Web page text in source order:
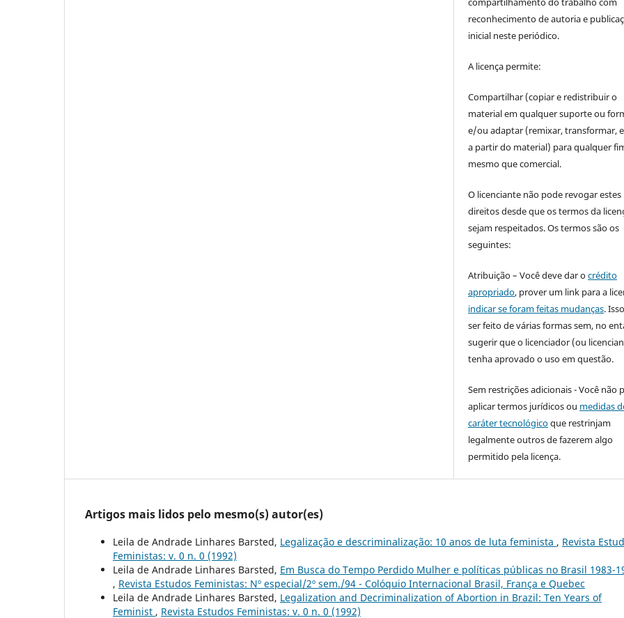
reconhecimento de autoria e
inicial neste periódico.
A licença permite:
Compartilhar (copiar e redistribuir o
material em qualquer suporte ou
e/ou adaptar (remixar, transformar,
a partir do material) para qualquer
mesmo que comercial.
O licenciante não pode revogar estes
direitos desde que os termos da
sejam respeitados. Os termos são os
seguintes:
Atribuição – Você deve dar ocrédito
apropriado, prover um link para a
indicar se foram feitas mudanças.
ser feito de várias formas sem, no
sugerir que o licenciador (ou
tenha aprovado o uso em questão.
Sem restrições adicionais - Você não
aplicar termos jurídicos ou medidas
caráter tecnológicoque restrinjam
legalmente outros de fazerem algo
permitido pela licença.
Artigos mais lidos pelo mesmo(s) autor(es)
Leila de Andrade Linhares Barsted, Legalização e descriminalização: 10 anos de luta feminista , Revista
Feministas: v. 0 n. 0 (1992)
Leila de Andrade Linhares Barsted, Em Busca do Tempo Perdido Mulher e políticas públicas no Brasil 1983-
, Revista Estudos Feministas: Nº especial/2º sem./94 - Colóquio Internacional Brasil, França e Quebec
Leila de Andrade Linhares Barsted, Legalization and Decriminalization of Abortion in Brazil: Ten Years of
Feminist , Revista Estudos Feministas: v. 0 n. 0 (1992)